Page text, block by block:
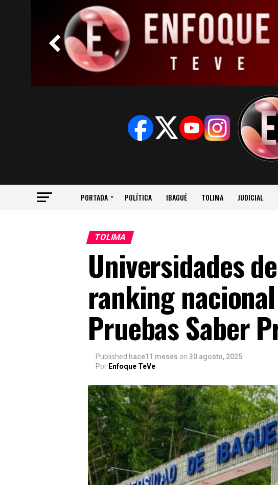
PORTADA POLÍTICA IBAGUÉ TOLIMA JUDICIAL
TOLIMA
Universidades
ranking
Pruebas Saber
Published hace11 meses on 30 agosto, 2025
Por Enfoque TeVe